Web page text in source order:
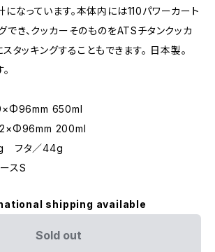
なっています。本体内には110パワーカート
でき、クッカーそのものをATSチタンクッカ
タッキングすることもできます。 日本製。
650ml
200ml
フタ／44g
スS
shipping available
Sold out